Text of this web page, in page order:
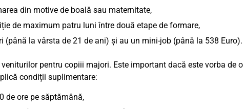
din motive de boală sau maternitate,
de maximum patru luni între două etape de formare,
(până la vârsta de 21 de ani) și au un mini-job (până la 538 Euro).
pentru copiii majori. Este important dacă este vorba de
condiții suplimentare:
de ore pe săptămână,